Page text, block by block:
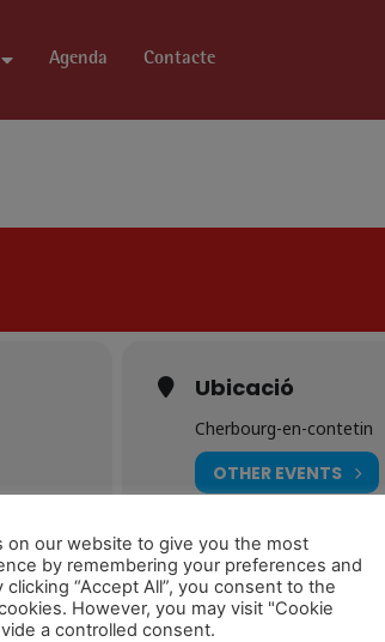
Agenda Contacte
Ubicació
Cherbourg-en-contetin
OTHER EVENTS
on our website to give you the most
by remembering your preferences and
clicking “Accept All”, you consent to the
However, you may visit "Cookie
a controlled consent.